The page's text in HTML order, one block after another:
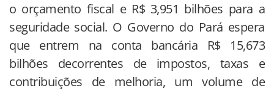
o orçamento fiscal e R$ 3,951 bilhões para a
seguridade social. O Governo do Pará espera
que entrem na conta bancária R$ 15,673
bilhões decorrentes de impostos, taxas e
contribuições de melhoria, um volume de